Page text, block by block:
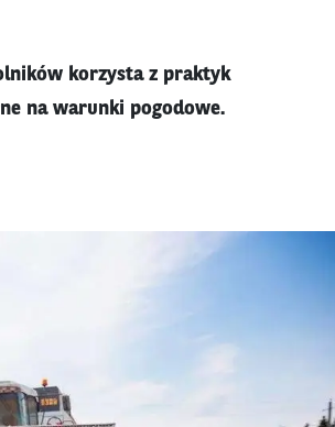
korzysta z praktyk
na warunki pogodowe.